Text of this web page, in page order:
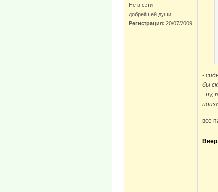
Не в сети
добрейшей души
Регистрация: 20/07/2009
-
бы
- ну,
все